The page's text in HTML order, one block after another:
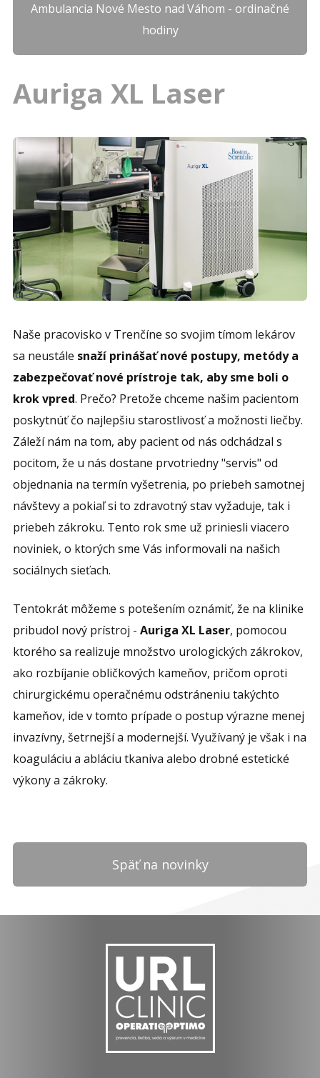
Ambulancia Nové Mesto nad Váhom - ordinačné
hodiny
Auriga XL Laser
Naše pracovisko v Trenčíne so svojim tímom lekárov
sa neustále snaží prinášať nové postupy, metódy a
zabezpečovať nové prístroje tak, aby sme boli o
krok vpred. Prečo? Pretože chceme našim pacientom
poskytnúť čo najlepšiu starostlivosť a možnosti liečby.
Záleží nám na tom, aby pacient od nás odchádzal s
pocitom, že u nás dostane prvotriedny "servis" od
objednania na termín vyšetrenia, po priebeh samotnej
návštevy a pokiaľ si to zdravotný stav vyžaduje, tak i
priebeh zákroku. Tento rok sme už priniesli viacero
noviniek, o ktorých sme Vás informovali na našich
sociálnych sieťach.
Tentokrát môžeme s potešením oznámiť, že na klinike
pribudol nový prístroj - Auriga XL Laser, pomocou
ktorého sa realizuje množstvo urologických zákrokov,
ako rozbíjanie obličkových kameňov, pričom oproti
chirurgickému operačnému odstráneniu takýchto
kameňov, ide v tomto prípade o postup výrazne menej
invazívny, šetrnejší a modernejší. Využívaný je však i na
koaguláciu a abláciu tkaniva alebo drobné estetické
výkony a zákroky.
Späť na novinky